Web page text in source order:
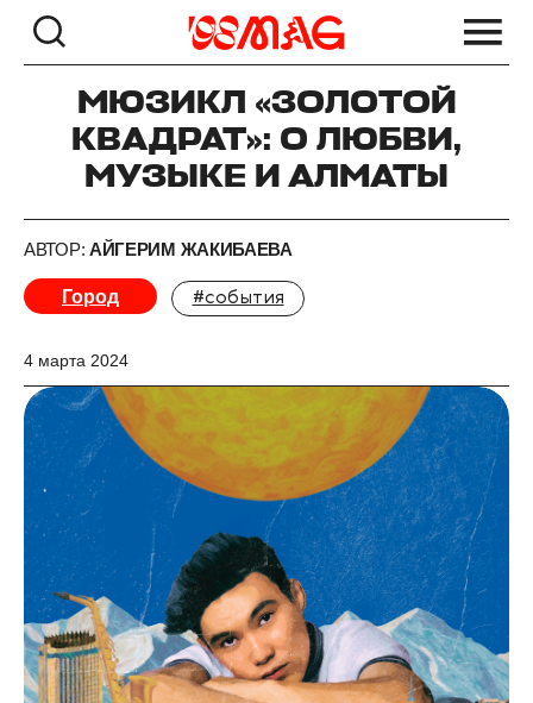
МЮЗИКЛ «ЗОЛОТОЙ
КВАДРАТ»: О ЛЮБВИ,
МУЗЫКЕ И АЛМАТЫ
АВТОР: АЙГЕРИМ ЖАКИБАЕВА
Город #события
4 марта 2024